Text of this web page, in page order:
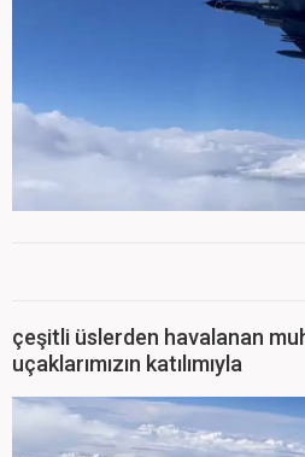
çeşitli üslerden havalanan
uçaklarımızın katılımıyla